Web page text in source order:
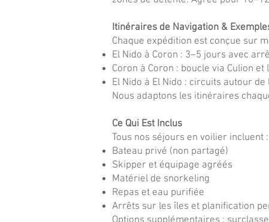
Itinéraires de Navigation &
Chaque expédition est conçue sur
El Nido à Coron : 3–5 jours avec
Coron à Coron : boucle via Culion et
El Nido à El Nido : circuits autour
Nous adaptons les itinéraires
Ce Qui Est Inclus
Tous nos séjours en voilier incluent :
Bateau privé (non partagé)
Skipper et équipage agréés
Matériel de snorkeling
Repas et eau purifiée
Arrêts sur les îles et planification